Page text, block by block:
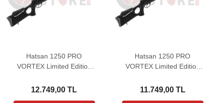
Hatsan 1250 PRO
VORTEX Limited Edition
12.749,00 TL
Hatsan 1250 PRO
VORTEX Limited Edition
11.749,00 TL